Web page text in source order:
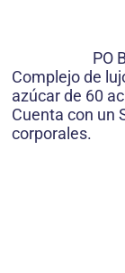
PO
Complejo de
azúcar de 60
Cuenta con un
corporales.